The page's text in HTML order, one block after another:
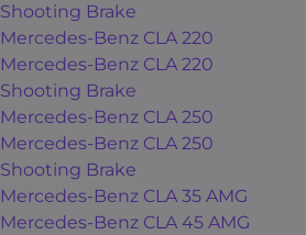
Shooting Brake
Mercedes-Benz CLA 220
Mercedes-Benz CLA 220
Shooting Brake
Mercedes-Benz CLA 250
Mercedes-Benz CLA 250
Shooting Brake
Mercedes-Benz CLA 35 AMG
Mercedes-Benz CLA 45 AMG